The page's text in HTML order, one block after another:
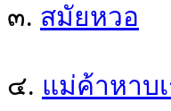
๓. สมัยหวอ
๔. แม่ค้าหาบ